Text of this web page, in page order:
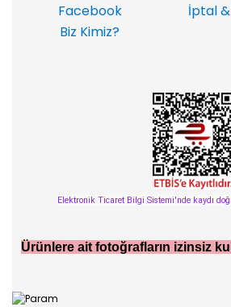
Facebook
İptal
Biz Kimiz?
Elektronik Ticaret Bilgi Sistemi'nde kaydı
Ürünlere ait fotoğrafların izinsiz